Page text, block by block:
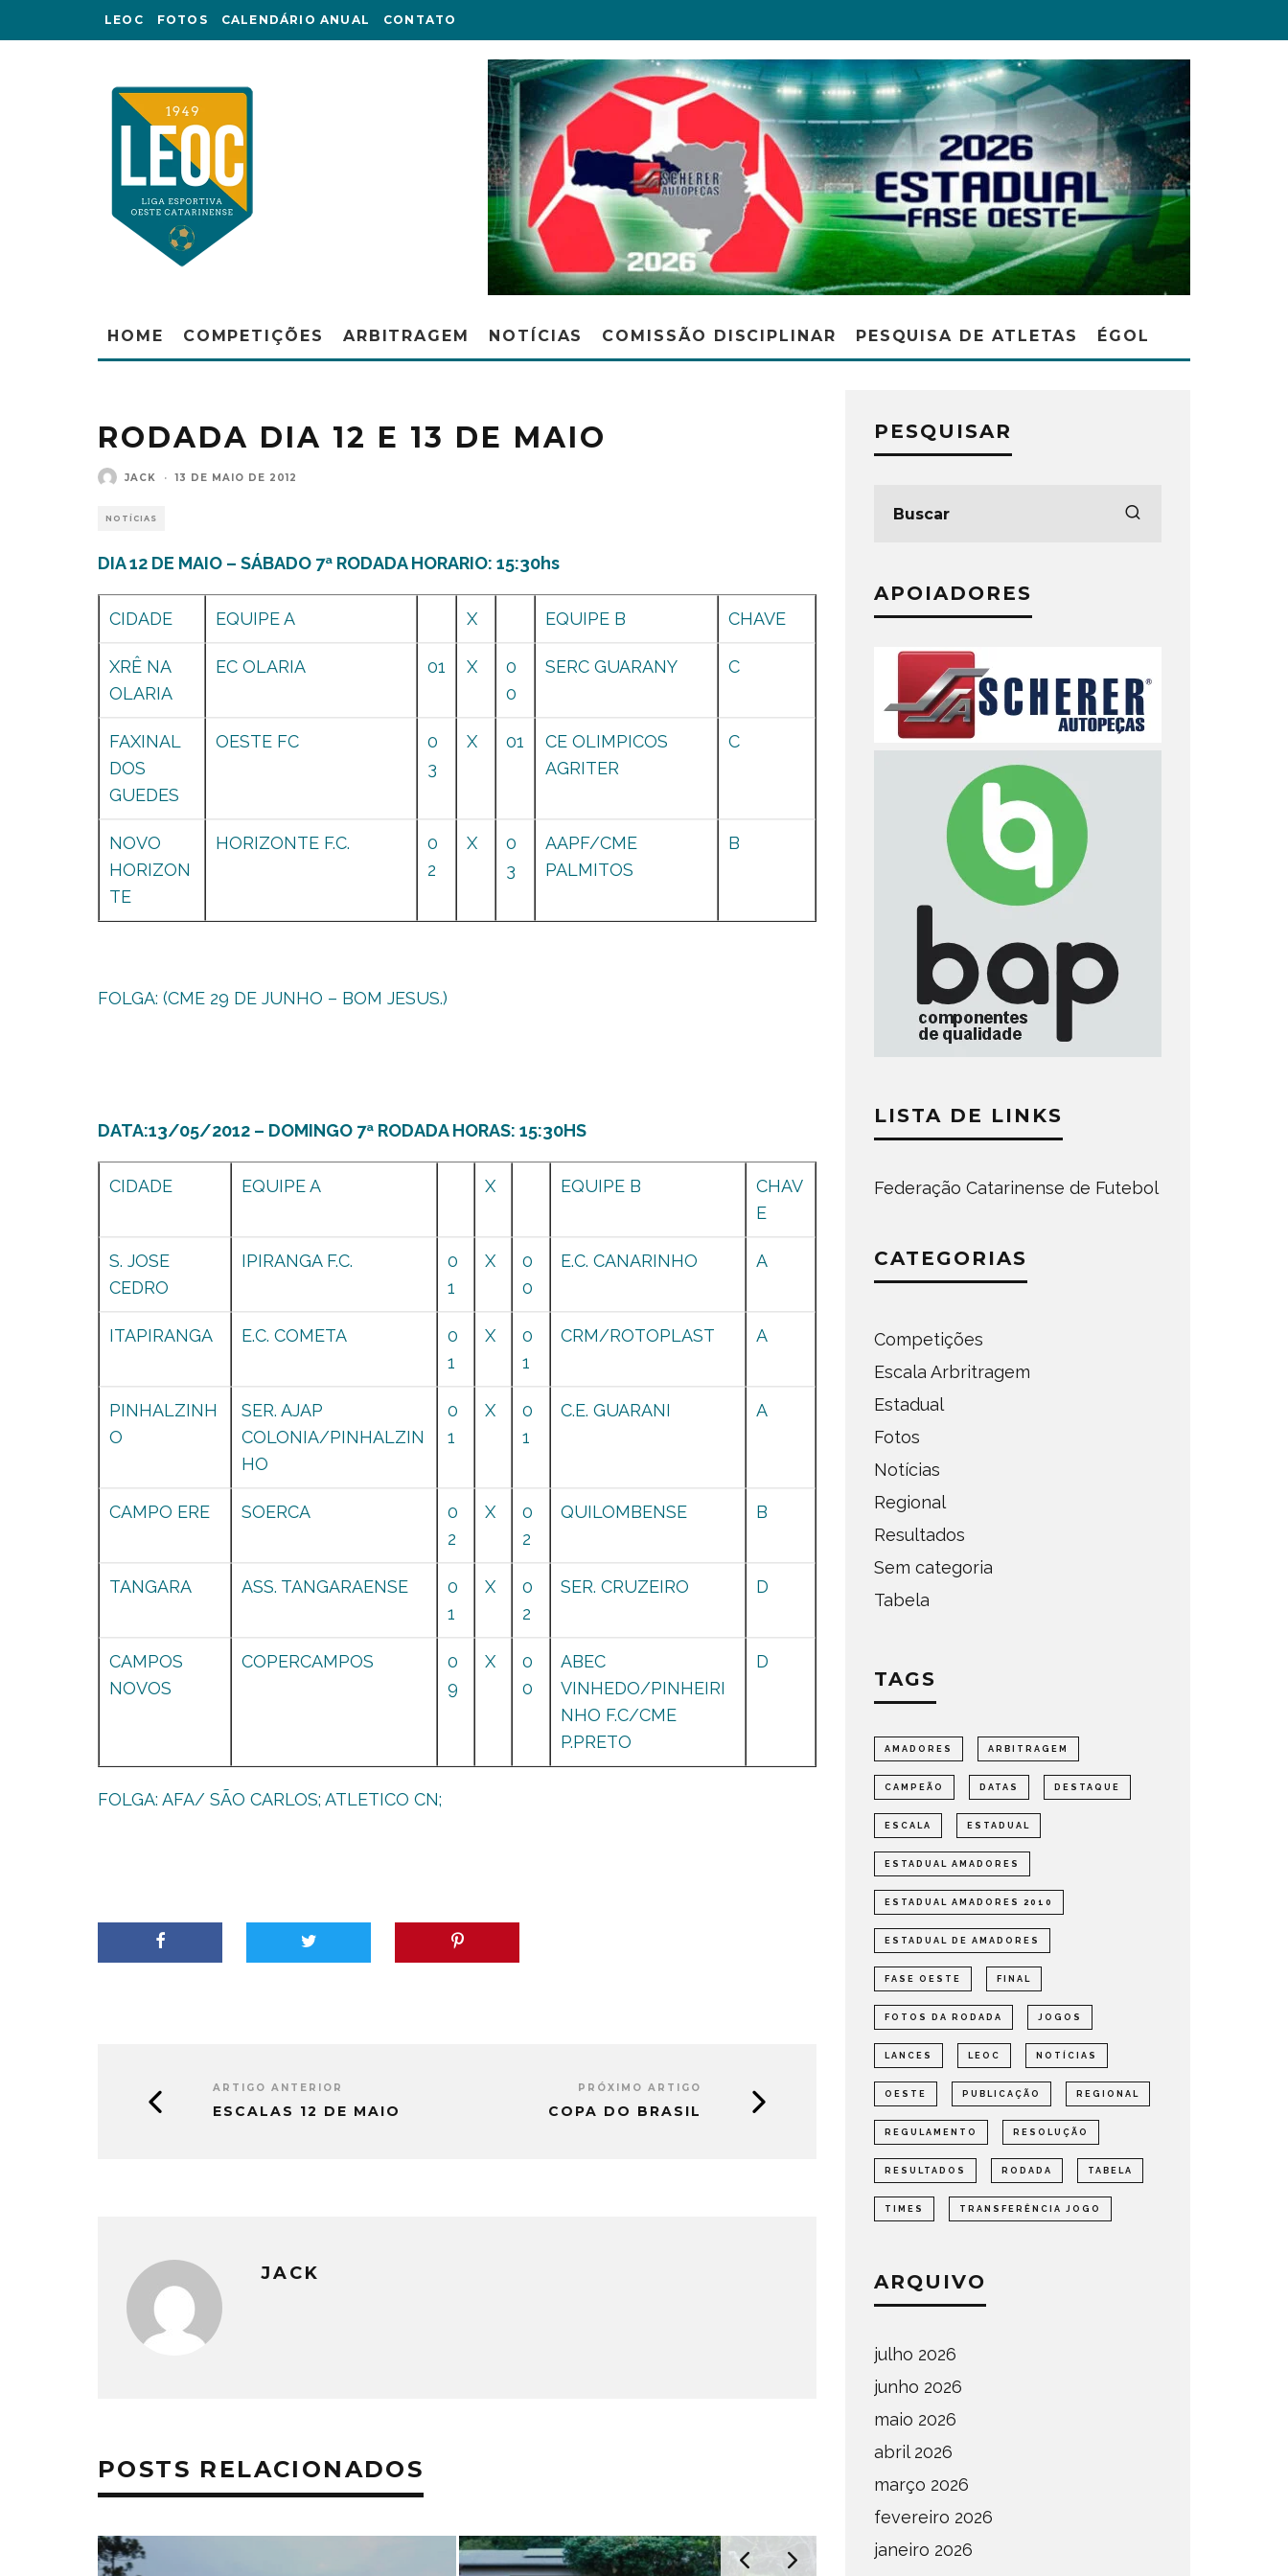
LEOC FOTOS CALENDÁRIO ANUAL CONTATO
HOME COMPETIÇÕES ARBITRAGEM NOTÍCIAS COMISSÃO DISCIPLINAR PESQUISA DE ATLETAS ÉGOL
RODADA DIA 12 E 13 DE MAIO
JACK · 13 DE MAIO DE 2012
NOTÍCIAS
DIA 12 DE MAIO – SÁBADO 7ª RODADA HORARIO: 15:30hs
CIDADE EQUIPE A X EQUIPE B CHAVE
XRÊ NA
OLARIA
EC OLARIA 01 X
0
0
SERC GUARANY C
FAXINAL
DOS
GUEDES
OESTE FC
0
3
X 01
CE OLIMPICOS
AGRITER
C
NOVO
HORIZON
TE
HORIZONTE F.C.
0
2
X
0
3
AAPF/CME
PALMITOS
B
FOLGA: (CME 29 DE JUNHO – BOM JESUS.)
DATA:13/05/2012 – DOMINGO 7ª RODADA HORAS: 15:30HS
CIDADE EQUIPE A X EQUIPE B
CHAV
E
S. JOSE
CEDRO
IPIRANGA F.C.
0
1
X
0
0
E.C. CANARINHO A
ITAPIRANGA E.C. COMETA
0
1
X
0
1
CRM/ROTOPLAST A
PINHALZINH
O
SER. AJAP
COLONIA/PINHALZIN
HO
0
1
X
0
1
C.E. GUARANI A
CAMPO ERE SOERCA
0
2
X
0
2
QUILOMBENSE B
TANGARA ASS. TANGARAENSE
0
1
X
0
2
SER. CRUZEIRO D
CAMPOS
NOVOS
COPERCAMPOS
0
9
X
0
0
ABEC
VINHEDO/PINHEIRI
NHO F.C/CME
P.PRETO
D
FOLGA: AFA/ SÃO CARLOS; ATLETICO CN;
ARTIGO ANTERIOR
ESCALAS 12 DE MAIO
PRÓXIMO ARTIGO
COPA DO BRASIL
JACK
POSTS RELACIONADOS
PESQUISAR
APOIADORES
LISTA DE LINKS
Federação Catarinense de Futebol
CATEGORIAS
Competições
Escala Arbritragem
Estadual
Fotos
Notícias
Regional
Resultados
Sem categoria
Tabela
TAGS
AMADORES ARBITRAGEM
CAMPEÃO DATAS DESTAQUE
ESCALA ESTADUAL
ESTADUAL AMADORES
ESTADUAL AMADORES 2010
ESTADUAL DE AMADORES
FASE OESTE FINAL
FOTOS DA RODADA JOGOS
LANCES LEOC NOTÍCIAS
OESTE PUBLICAÇÃO REGIONAL
REGULAMENTO RESOLUÇÃO
RESULTADOS RODADA TABELA
TIMES TRANSFERÊNCIA JOGO
ARQUIVO
julho 2026
junho 2026
maio 2026
abril 2026
março 2026
fevereiro 2026
janeiro 2026